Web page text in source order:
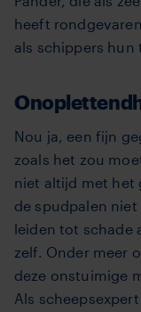
heeft
als schippers
Nou ja, een fijn
zoals het zou
niet altijd met het
de spudpalen
leiden tot schade
zelf. Onder meer
deze onstuimige
Als